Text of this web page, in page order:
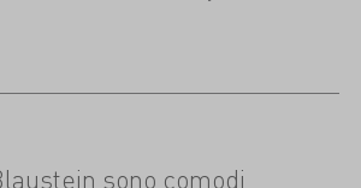
sono comodi